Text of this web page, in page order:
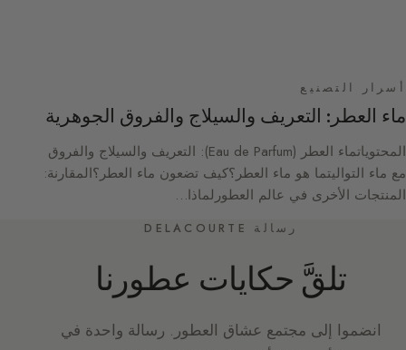
أسرار التصنيع
ماء العطر: التعريف والسيلاج والفروق الجوهرية
المحتوياتماء العطر (Eau de Parfum): التعريف والسيلاج والفروق
مع ماء التواليتما هو ماء العطر؟كيف تضعون ماء العطر؟المقارنة:
المنتجات الأخرى في عالم العطورلماذا…
رسالة DELACOURTE
تلقَّ حكايات عطورنا
انضموا إلى مجتمع عشاق العطور. رسالة واحدة في